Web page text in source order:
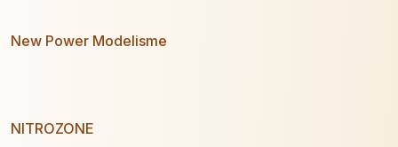
New Power Modelisme
NITROZONE